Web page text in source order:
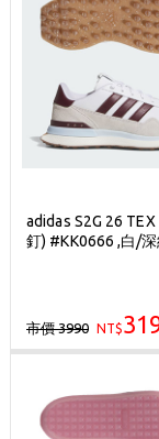
adidas S2G 26
釘) #KK0666 ,白/深
市價 3990 NT$